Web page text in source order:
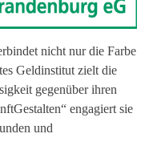
nicht nur die Farbe
Geldinstitut zielt die
gegenüber ihren
engagiert sie
und